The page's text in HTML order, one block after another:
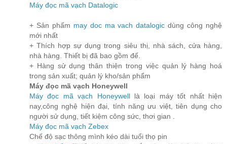
Máy đọc mã vạch Datalogic
+ Sản phẩm may doc ma vach datalogic dùng công nghệ
mới nhất
+ Thích hợp sự dụng trong siêu thị, nhà sách, cửa hàng,
nhà hàng. Thiết bị đã bao gồm đế.
+ Hàng sử dụng thân thiện trong việc quản lý hàng hoá
trong sản xuất; quản lý kho/sản phẩm
Máy đọc mã vạch Honeywell
Máy đọc mã vạch Honeywelllà loại máy tốt nhất hiện
nay,công nghệ hiện đại, tính năng ưu việt, tiên dụng cho
người sử dụng, tiết kiệm công sức, thơi gian .
Máy đọc mã vạch Zebex
Chế độ sạc thông mình kéo dài tuổi thọ pin